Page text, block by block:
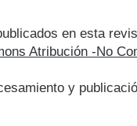
en esta
Atribución -No
y